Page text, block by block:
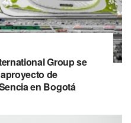
Group se
de
en Bogotá